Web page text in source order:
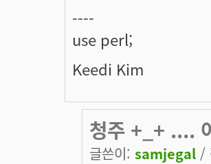
----
use perl;
Keedi Kim
청주 +_+ ....
글쓴이: samjegal /